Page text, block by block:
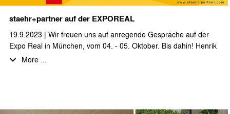
staehr+partner auf der EXPOREAL
19.9.2023 | Wir freuen uns auf anregende Gespräche auf der
Expo Real in München, vom 04. - 05. Oktober. Bis dahin! Henrik
Staehr, Katja Steiger, Ingmar Horst
More ...